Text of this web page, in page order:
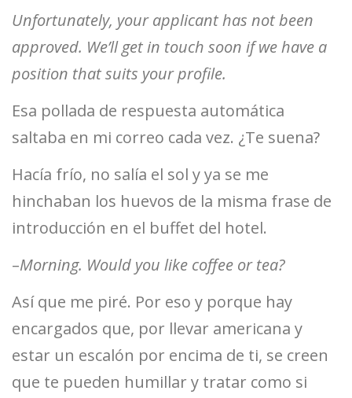
Unfortunately, your applicant has not been
approved. We’ll get in touch soon if we have a
position that suits your profile.
Esa pollada de respuesta automática
saltaba en mi correo cada vez. ¿Te suena?
Hacía frío, no salía el sol y ya se me
hinchaban los huevos de la misma frase de
introducción en el buffet del hotel.
–Morning. Would you like coffee or tea?
Así que me piré. Por eso y porque hay
encargados que, por llevar americana y
estar un escalón por encima de ti, se creen
que te pueden humillar y tratar como si